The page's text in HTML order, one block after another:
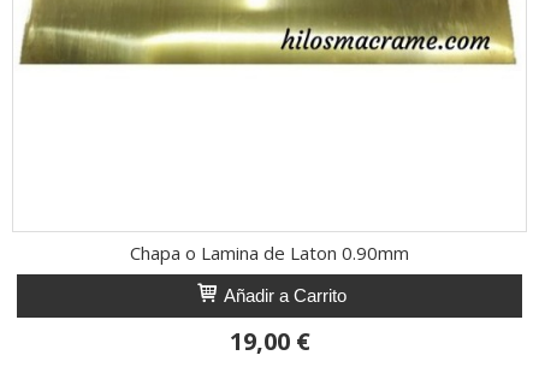
Chapa o Lamina de Laton 0.90mm
Añadir a Carrito
19,00 €